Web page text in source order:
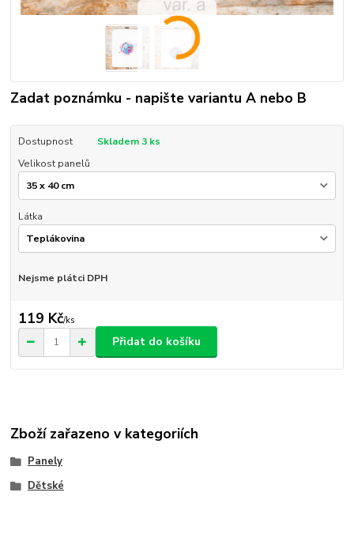
Zadat poznámku - napište variantu A nebo B
Dostupnost
Skladem 3 ks
Velikost panelů
Látka
Nejsme plátci DPH
119 Kč/ks
Přidat do košíku
Zboží zařazeno v kategoriích
Panely
Dětské